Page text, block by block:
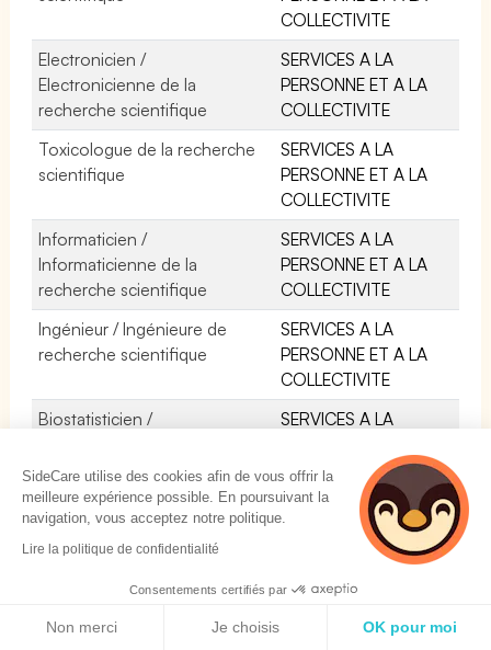
COLLECTIVITE
Electronicien /
Electronicienne de la
recherche scientifique
SERVICES A LA
PERSONNE ET A LA
COLLECTIVITE
Toxicologue de la recherche
scientifique
SERVICES A LA
PERSONNE ET A LA
COLLECTIVITE
Informaticien /
Informaticienne de la
recherche scientifique
SERVICES A LA
PERSONNE ET A LA
COLLECTIVITE
Ingénieur / Ingénieure de
recherche scientifique
SERVICES A LA
PERSONNE ET A LA
COLLECTIVITE
Biostatisticien /
SERVICES A LA
COLLECTIVITE
SOLUTIONS
SideCare utilise des cookies afin de vous offrir la
meilleure expérience possible. En poursuivant la
navigation, vous acceptez notre politique.
Lire la politique de confidentialité
Consentements certifiés par
Non merci Je choisis OK pour moi
4 personnes
consultent
actuellement cette